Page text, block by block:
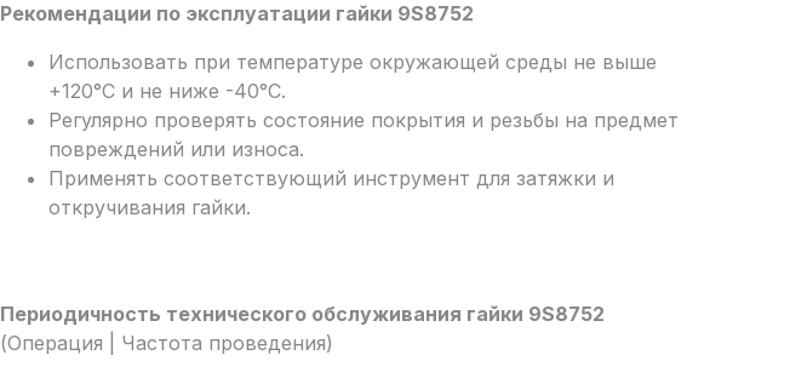
Рекомендации по эксплуатации гайки 9S8752
Использовать при температуре окружающей среды не выше
+120°C и не ниже -40°C.
Регулярно проверять состояние покрытия и резьбы на предмет
повреждений или износа.
Применять соответствующий инструмент для затяжки и
откручивания гайки.
Периодичность технического обслуживания гайки 9S8752
(Операция | Частота проведения)